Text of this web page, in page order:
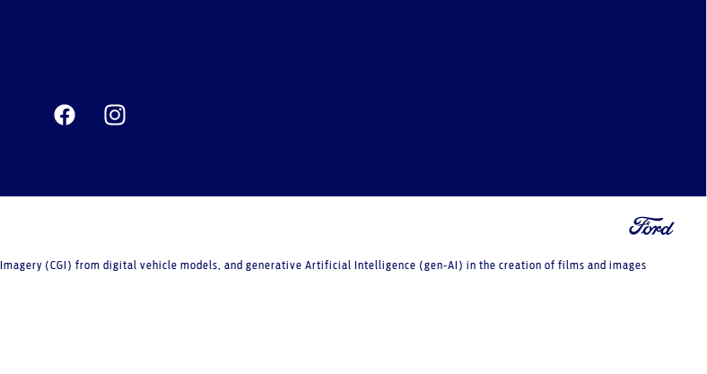
(CGI) from digital vehicle models, and generative Artificial Intelligence (gen-AI) in the creation of films and images